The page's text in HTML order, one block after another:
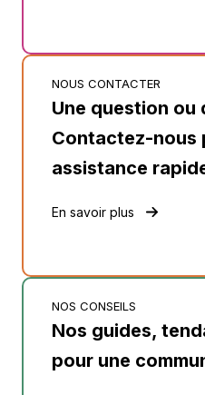
NOUS CONTACTER
Une question ou
Contactez-nous
assistance
En savoir plus
NOS CONSEILS
Nos guides,
pour une